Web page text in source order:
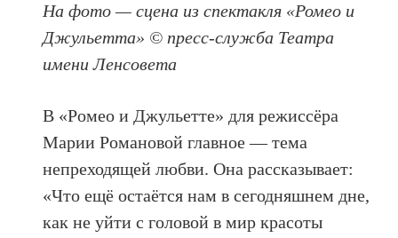
На фото — сцена из спектакля «Ромео и
Джульетта» © пресс-служба Театра
имени Ленсовета
В «Ромео и Джульетте» для режиссёра
Марии Романовой главное — тема
непреходящей любви. Она рассказывает:
«Что ещё остаётся нам в сегодняшнем дне,
как не уйти с головой в мир красоты